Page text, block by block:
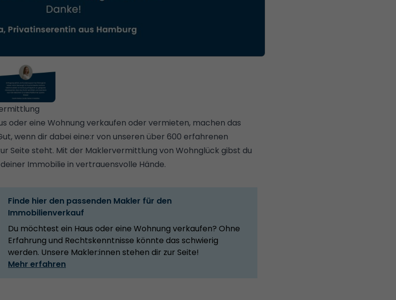
oder eine Wohnung verkaufen oder vermieten, machen das
wenn dir dabei eine:r von unseren über 600 erfahrenen
Seite steht. Mit der Maklervermittlung von Wohnglück gibst du
Immobilie in vertrauensvolle Hände.
Finde hier den passenden Makler für den
Immobilienverkauf
Du möchtest ein Haus oder eine Wohnung verkaufen? Ohne
Erfahrung und Rechtskenntnisse könnte das schwierig
werden. Unsere Makler:innen stehen dir zur Seite!
Mehr erfahren